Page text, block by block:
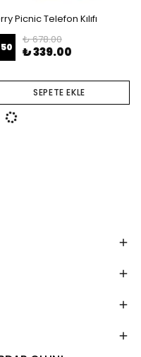
Picnic Telefon Kılıfı
50
₺ 678.00
₺ 339.00
SEPETE EKLE